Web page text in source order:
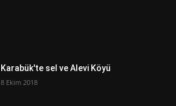
Karabük'te sel ve Alevi Köyü
8 Ekim 2018